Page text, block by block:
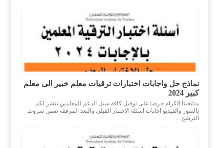
نماذج حل واجابات اختبارات ترقيات معلم خبير الى معلم
كبير 2024
متابعينا الكرام حرصا على توفيل كافة سبل الدعم للمعلمين ننشر لكم
بالصور والفيديو اجابات اسئلة الاختبار القبلي والبعد المرفقة ضمن شروط
الترشح ...